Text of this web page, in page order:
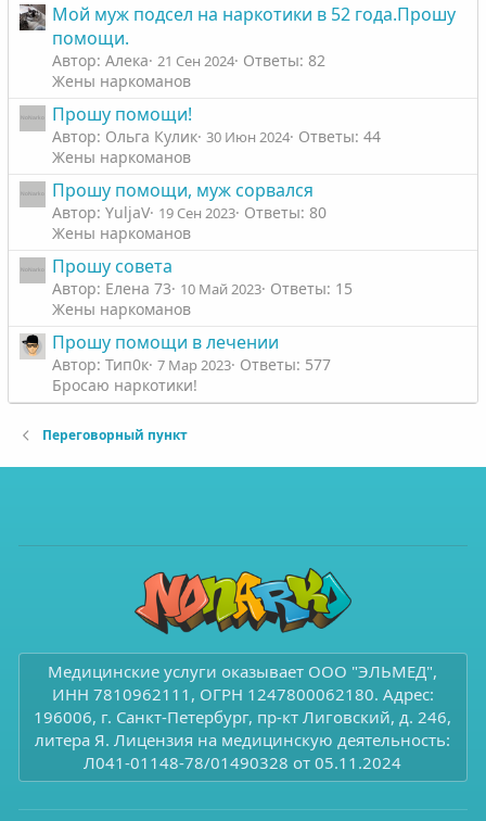
Мой муж подсел на наркотики в 52 года.Прошу
помощи.
Автор: Алека 21 Сен 2024 Ответы: 82
Жены наркоманов
Прошу помощи!
Автор: Ольга Кулик 30 Июн 2024 Ответы: 44
Жены наркоманов
Прошу помощи, муж сорвался
Автор: YuljaV 19 Сен 2023 Ответы: 80
Жены наркоманов
Прошу совета
Автор: Елена 73 10 Май 2023 Ответы: 15
Жены наркоманов
Прошу помощи в лечении
Автор: Тип0к 7 Мар 2023 Ответы: 577
Бросаю наркотики!
Переговорный пункт
Медицинские услуги оказывает ООО "ЭЛЬМЕД",
ИНН 7810962111, ОГРН 1247800062180. Адрес:
196006, г. Санкт-Петербург, пр-кт Лиговский, д. 246,
литера Я. Лицензия на медицинскую деятельность:
Л041-01148-78/01490328 от 05.11.2024